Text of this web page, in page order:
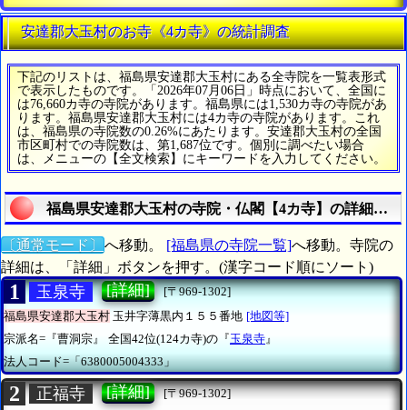
安達郡大玉村のお寺《4カ寺》の統計調査
下記のリストは、福島県安達郡大玉村にある全寺院を一覧表形式
で表示したものです。「2026年07月06日」時点において、全国に
は76,660カ寺の寺院があります。福島県には1,530カ寺の寺院があ
ります。福島県安達郡大玉村には4カ寺の寺院があります。これ
は、福島県の寺院数の0.26%にあたります。安達郡大玉村の全国
市区町村での寺院数は、第1,687位です。個別に調べたい場合
は、メニューの【全文検索】にキーワードを入力してください。
福島県安達郡大玉村の寺院・仏閣【4カ寺】の詳細リス
〔通常モード〕 へ移動。 [福島県の寺院一覧]へ移動。寺院の
詳細は、「詳細」ボタンを押す。(漢字コード順にソート)
1 玉泉寺 [詳細]
[〒969-1302]
福島県安達郡大玉村 玉井字薄黒内１５５番地 [地図等]
宗派名=『曹洞宗』
全国42位(124カ寺)の『玉泉寺』
法人コード=「6380005004333」
2 正福寺 [詳細]
[〒969-1302]